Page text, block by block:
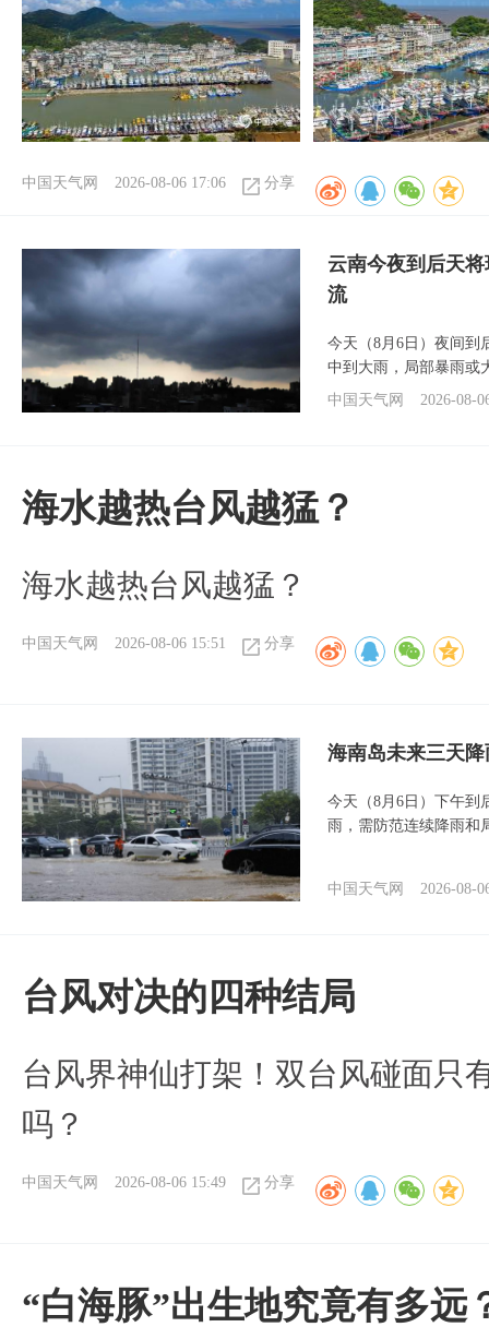
中国天气网 2026-08-06 17:06 分享
云南今夜到后天
流
今天（8月6日）夜间到
中到大雨，局部暴雨或
中国天气网
2026-08-
海水越热台风越猛？
海水越热台风越猛？
中国天气网 2026-08-06 15:51 分享
海南岛未来三天
今天（8月6日）下午到
雨，需防范连续降雨和
中国天气网 2026-08-
台风对决的四种结局
台风界神仙打架！双台风碰面只
吗？
中国天气网 2026-08-06 15:49 分享
“白海豚”出生地究竟有多远